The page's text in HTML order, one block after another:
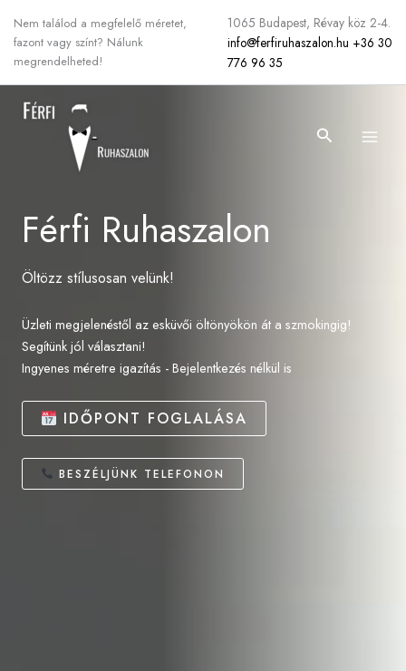
Nem találod a megfelelő méretet,
fazont vagy színt? Nálunk
megrendelheted!
1065 Budapest, Révay köz 2-4.
info@ferfiruhaszalon.hu +36 30
776 96 35
Search
Férfi Ruhaszalon
Öltözz stílusosan velünk!
Üzleti megjelenéstől az esküvői öltönyökön át a szmokingig!
Segítünk jól választani!
Ingyenes méretre igazítás - Bejelentkezés nélkül is
IDŐPONT FOGLALÁSA
BESZÉLJÜNK TELEFONON